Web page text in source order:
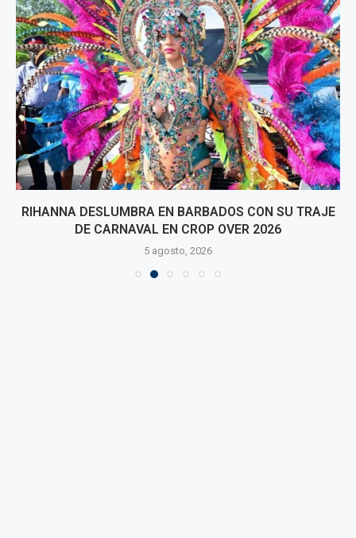
RIHANNA DESLUMBRA EN BARBADOS CON SU TRAJE
DE CARNAVAL EN CROP OVER 2026
5 agosto, 2026